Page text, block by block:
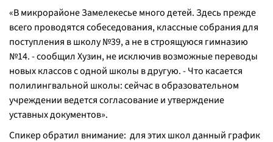
«В микрорайоне Замелекесье много детей. Здесь прежде
всего проводятся собеседования, классные собрания для
поступления в школу №39, а не в строящуюся гимназию
№14.- сообщил Хузин, не исключив возможные переводы
новых классов с одной школы в другую. -Что касается
полилингвальной школы: сейчас в образовательном
учреждении ведется согласование и утверждение
уставных документов».
Спикер обратил внимание: для этих школ данный график